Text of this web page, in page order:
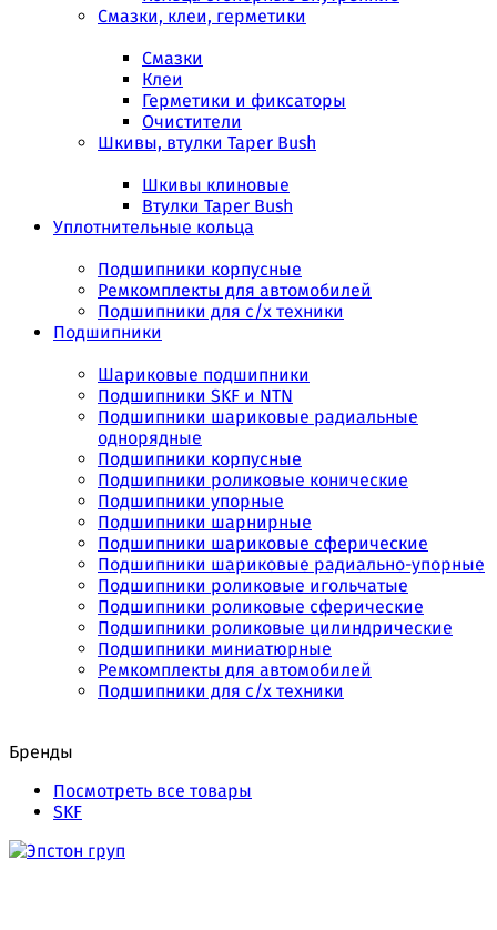
Смазки, клеи, герметики
Смазки
Клеи
Герметики и фиксаторы
Очистители
Шкивы, втулки Taper Bush
Шкивы клиновые
Втулки Taper Bush
Уплотнительные кольца
Подшипники корпусные
Ремкомплекты для автомобилей
Подшипники для с/х техники
Подшипники
Шариковые подшипники
Подшипники SKF и NTN
Подшипники шариковые радиальные
однорядные
Подшипники корпусные
Подшипники роликовые конические
Подшипники упорные
Подшипники шарнирные
Подшипники шариковые сферические
Подшипники шариковые радиально-упорные
Подшипники роликовые игольчатые
Подшипники роликовые сферические
Подшипники роликовые цилиндрические
Подшипники миниатюрные
Ремкомплекты для автомобилей
Подшипники для с/х техники
Бренды
Посмотреть все товары
SKF